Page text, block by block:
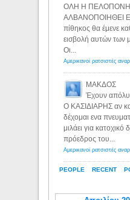
PEOPLE RECENT
ΟΛΗ Η
ΑΛΒΑΝΟΠΟΙΗΘΕΙ
πίθηκος θα έμενε
εισβολή αυτών των
Οι...
ΜΑΚΔΟΣ
Έχουν
Ο ΚΑΣΙΔΙΑΡΗΣ αν
δέχομαι ενα
μιλάει για κατοχικό
πρόεδρος του...